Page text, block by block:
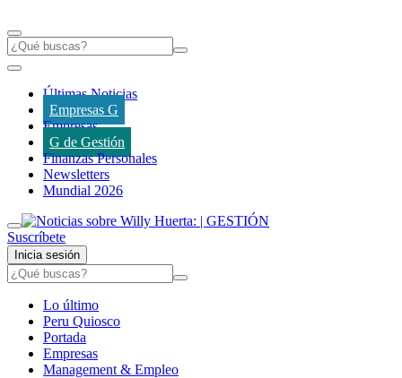
Últimas Noticias
Empresas G
Empresas
G de Gestión
Finanzas Personales
Newsletters
Mundial 2026
Suscríbete
Inicia sesión
Lo último
Peru Quiosco
Portada
Empresas
Management & Empleo